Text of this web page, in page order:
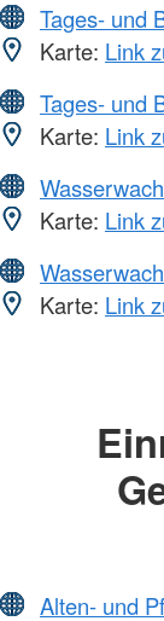
Tages- und
Karte: Link
Tages- und
Karte: Link
Karte: Link
Karte: Link
Alten- und